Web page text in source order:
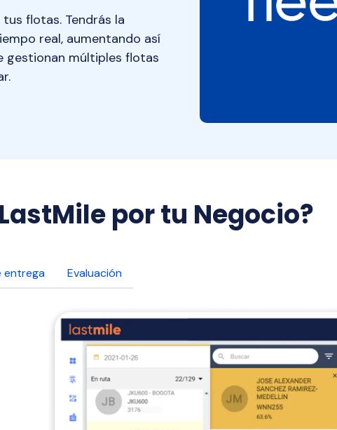
flotas. Tendrás la
real, aumentando así
gestionan múltiples flotas
por tu Negocio?
entrega Evaluación